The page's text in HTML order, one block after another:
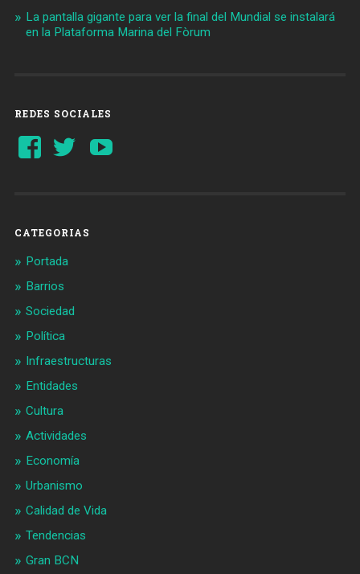
La pantalla gigante para ver la final del Mundial se instalará
en la Plataforma Marina del Fòrum
REDES SOCIALES
Ver
perfil
Ver
perfil
CATEGORIAS
Portada
Barrios
Sociedad
Política
Infraestructuras
Entidades
Cultura
Actividades
Economía
Urbanismo
Calidad de Vida
Tendencias
Gran BCN